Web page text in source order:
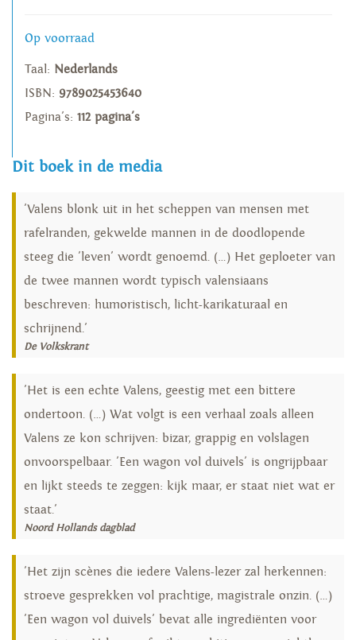
Op voorraad
Taal: Nederlands
ISBN: 9789025453640
Pagina's: 112 pagina's
Dit boek in de media
'Valens blonk uit in het scheppen van mensen met
rafelranden, gekwelde mannen in de doodlopende
steeg die 'leven' wordt genoemd. (…) Het geploeter van
de twee mannen wordt typisch valensiaans
beschreven: humoristisch, licht-karikaturaal en
schrijnend.'
De Volkskrant
'Het is een echte Valens, geestig met een bittere
ondertoon. (…) Wat volgt is een verhaal zoals alleen
Valens ze kon schrijven: bizar, grappig en volslagen
onvoorspelbaar. 'Een wagon vol duivels' is ongrijpbaar
en lijkt steeds te zeggen: kijk maar, er staat niet wat er
staat.'
Noord Hollands dagblad
'Het zijn scènes die iedere Valens-lezer zal herkennen:
stroeve gesprekken vol prachtige, magistrale onzin. (…)
'Een wagon vol duivels' bevat alle ingrediënten voor